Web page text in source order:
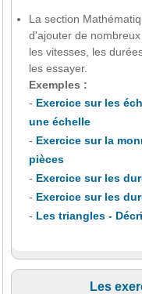
La section
d'ajouter de
les vitesses, les
les essayer.
Exemples :
- Exercice sur les
une échelle
- Exercice sur la
pièces
- Exercice sur les
- Exercice sur les
- Les triangles -
Les